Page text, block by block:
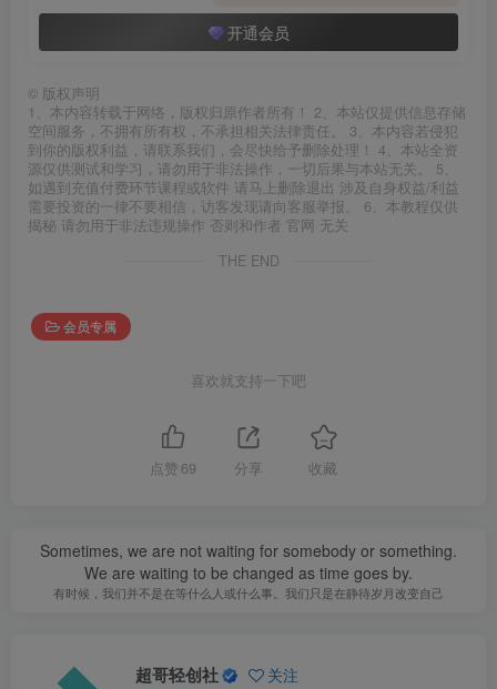
开通会员
© 版权声明
1、本内容转载于网络，版权归原作者所有！ 2、本站仅提供信息存储
空间服务，不拥有所有权，不承担相关法律责任。 3、本内容若侵犯
到你的版权利益，请联系我们，会尽快给予删除处理！ 4、本站全资
源仅供测试和学习，请勿用于非法操作，一切后果与本站无关。 5、
如遇到充值付费环节课程或软件 请马上删除退出 涉及自身权益/利益
需要投资的一律不要相信，访客发现请向客服举报。 6、本教程仅供
揭秘 请勿用于非法违规操作 否则和作者 官网 无关
THE END
会员专属
喜欢就支持一下吧
点赞 69 分享 收藏
Sometimes, we are not waiting for somebody or something.
We are waiting to be changed as time goes by.
有时候，我们并不是在等什么人或什么事。我们只是在静待岁月改变自己
超哥轻创社 关注